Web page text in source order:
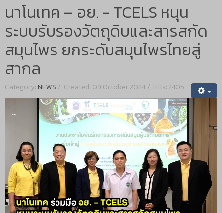
นาโนเทค – อย. - TCELS หนุน
ระบบรับรองวัตถุดิบและสารสกัด
สมุนไพร ยกระดับสมุนไพรไทยสู่
สากล
Category: NEWS Created: 09 October 2024 Hits: 2405